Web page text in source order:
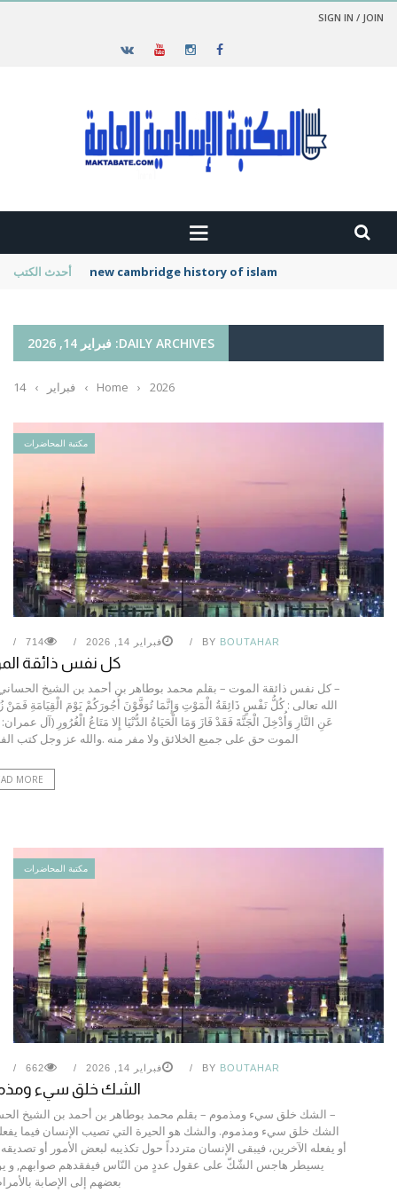
SIGN IN / JOIN
أحدث الكتب new cambridge history of islam
DAILY ARCHIVES: فبراير 14, 2026
Home › 2026
› فبراير ›
14
مكتبة المحاضرات
BY BOUTAHAR فبراير 14, 2026 714
كل نفس ذائقة
– كل نفس ذائقة الموت – بقلم محمد بوطاهر بن أحمد بن الشيخ
الله تعالى : كُلُّ نَفْسٍ ذَائِقَةُ الْمَوْتِ وَإِنَّمَا تُوَفَّوْنَ أُجُورَكُمْ يَوْمَ الْقِيَامَةِ فَمَنْ
الموت حق على جميع الخلائق ولا مفر منه .والله عز وجل كتب
MORE
مكتبة المحاضرات
BY BOUTAHAR فبراير 14, 2026 662
الشك خلق سيء
– الشك خلق سيء ومذموم – بقلم محمد بوطاهر بن أحمد بن الشيخ
الشك خلق سيء ومذموم. والشك هو الحيرة التي تصيب الإنسان فيما
أو يفعله الآخرين، فيبقى الإنسان متردداً حول تكذيبه لبعض الأمور أو
يسيطر هاجس الشّكّ على عقول عددٍ من النّاس فيفقدهم صوابهم, و
بعضهم إلى الإصابة